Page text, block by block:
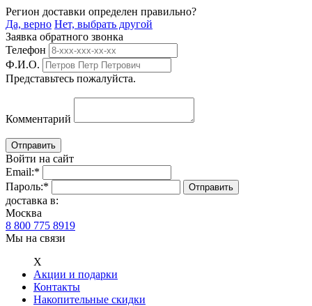
Регион доставки определен правильно?
Да, верно Нет, выбрать другой
Заявка обратного звонка
Телефон
Ф.И.О.
Представьтесь пожалуйста.
Комментарий
Войти на сайт
Email:*
Пароль:*
доставка в:
Москва
8 800 775 8919
Мы на связи
Х
Акции и подарки
Контакты
Накопительные скидки